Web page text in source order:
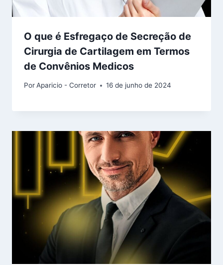
O que é Esfregaço de Secreção de
Cirurgia de Cartilagem em Termos
de Convênios Medicos
PorAparicio - Corretor 16 de junho de 2024